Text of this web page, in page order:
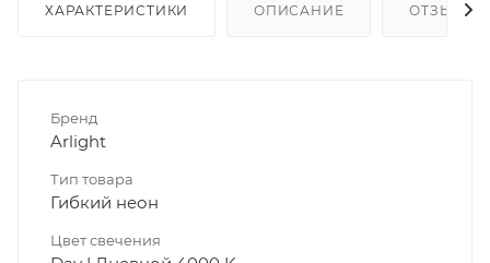
ХАРАКТЕРИСТИКИ ОПИСАНИЕ ОТЗЫВЫ
Бренд
Arlight
Тип товара
Гибкий неон
Цвет свечения